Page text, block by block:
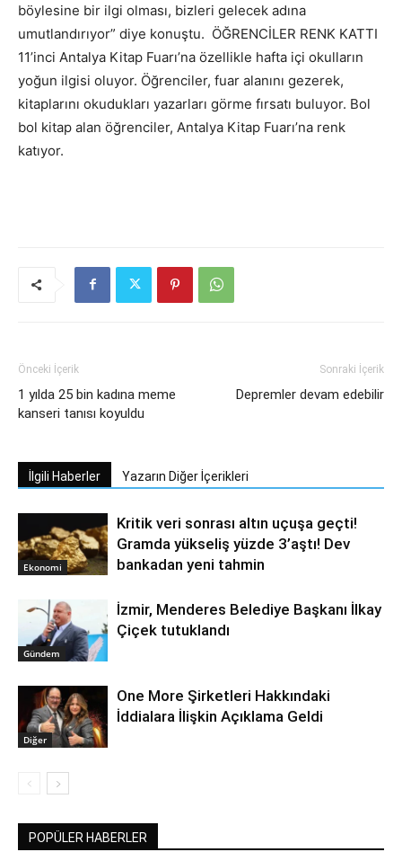
böylesine bir ilgi olması, bizleri gelecek adına
umutlandırıyor” diye konuştu. ÖĞRENCİLER RENK KATTI
11’inci Antalya Kitap Fuarı’na özellikle hafta içi okulların
yoğun ilgisi oluyor. Öğrenciler, fuar alanını gezerek,
kitaplarını okudukları yazarları görme fırsatı buluyor. Bol
bol kitap alan öğrenciler, Antalya Kitap Fuarı’na renk
katıyor.
Önceki İçerik
1 yılda 25 bin kadına meme
kanseri tanısı koyuldu
Sonraki İçerik
Depremler devam edebilir
İlgili Haberler Yazarın Diğer İçerikleri
Ekonomi
Kritik veri sonrası altın uçuşa geçti!
Gramda yükseliş yüzde 3’aştı! Dev
bankadan yeni tahmin
Gündem
İzmir, Menderes Belediye Başkanı İlkay
Çiçek tutuklandı
Diğer
One More Şirketleri Hakkındaki
İddialara İlişkin Açıklama Geldi
POPÜLER HABERLER